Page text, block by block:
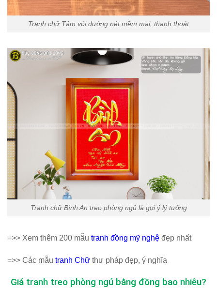
Tranh chữ Tâm với đường nét mềm mại, thanh thoát
Tranh chữ Bình An treo phòng ngủ là gợi ý lý tưởng
=>> Xem thêm 200 mẫu tranh đồng mỹ nghệ đẹp nhất
=>> Các mẫu tranh Chữ thư pháp đẹp, ý nghĩa
Giá tranh treo phòng ngủ bằng đồng bao nhiêu?